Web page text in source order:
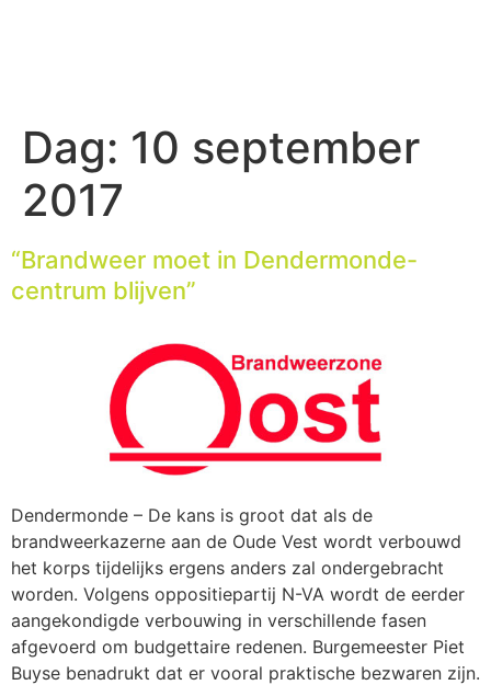
Dag: 10 september
2017
“Brandweer moet in Dendermonde-
centrum blijven”
Dendermonde – De kans is groot dat als de
brandweerkazerne aan de Oude Vest wordt verbouwd
het korps tijdelijks ergens anders zal ondergebracht
worden. Volgens oppositiepartij N-VA wordt de eerder
aangekondigde verbouwing in verschillende fasen
afgevoerd om budgettaire redenen. Burgemeester Piet
Buyse benadrukt dat er vooral praktische bezwaren zijn.